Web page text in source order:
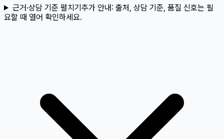
근거·상담 기준 펼치기추가 안내: 출처, 상담 기준, 품질 신호는 필
요할 때 열어 확인하세요.